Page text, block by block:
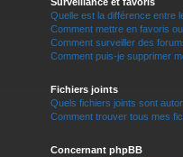
Quelle est la différence entre
Comment mettre en favoris
Comment surveiller des
Comment puis-je supprimer
Fichiers joints
Quels fichiers joints sont
Comment trouver tous mes
Concernant phpBB